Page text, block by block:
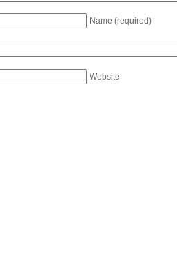
Name (required)
Website